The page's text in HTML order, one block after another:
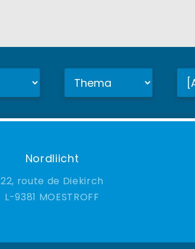
Nordliicht
22, route de Diekirch
9381 MOESTROFF